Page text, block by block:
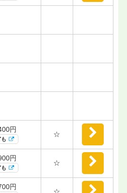
円
も
☆
円
も
☆
円